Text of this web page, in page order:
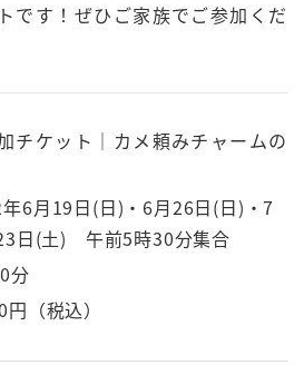
です！ぜひご家族でご参加くだ
チケット｜カメ頼みチャームの
6月19日(日)・6月26日(日)・7
日(土) 午前5時30分集合
分
（税込）